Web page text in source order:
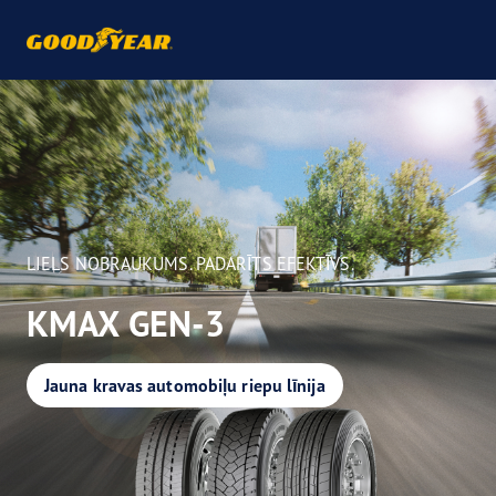
LIELS NOBRAUKUMS. PADARĪTS EFEKTĪVS.
KMAX GEN-3
Jauna kravas automobiļu riepu līnija